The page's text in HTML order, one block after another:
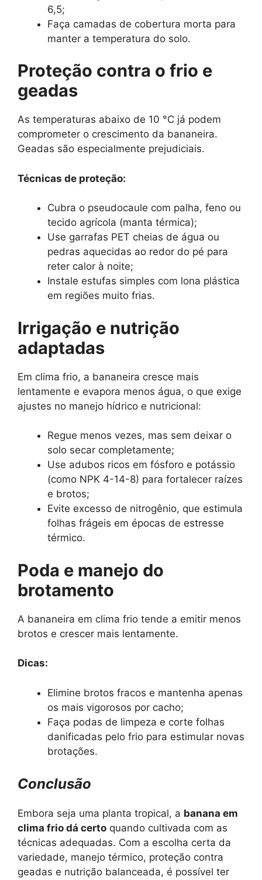
6,5;
Faça camadas de cobertura morta para
manter a temperatura do solo.
Proteção contra o frio e
geadas
As temperaturas abaixo de 10 °C já podem
comprometer o crescimento da bananeira.
Geadas são especialmente prejudiciais.
Técnicas de proteção:
Cubra o pseudocaule com palha, feno ou
tecido agrícola (manta térmica);
Use garrafas PET cheias de água ou
pedras aquecidas ao redor do pé para
reter calor à noite;
Instale estufas simples com lona plástica
em regiões muito frias.
Irrigação e nutrição
adaptadas
Em clima frio, a bananeira cresce mais
lentamente e evapora menos água, o que exige
ajustes no manejo hídrico e nutricional:
Regue menos vezes, mas sem deixar o
solo secar completamente;
Use adubos ricos em fósforo e potássio
(como NPK 4-14-8) para fortalecer raízes
e brotos;
Evite excesso de nitrogênio, que estimula
folhas frágeis em épocas de estresse
térmico.
Poda e manejo do
brotamento
A bananeira em clima frio tende a emitir menos
brotos e crescer mais lentamente.
Dicas:
Elimine brotos fracos e mantenha apenas
os mais vigorosos por cacho;
Faça podas de limpeza e corte folhas
danificadas pelo frio para estimular novas
brotações.
Conclusão
Embora seja uma planta tropical, a banana em
clima frio dá certo quando cultivada com as
técnicas adequadas. Com a escolha certa da
variedade, manejo térmico, proteção contra
geadas e nutrição balanceada, é possível ter